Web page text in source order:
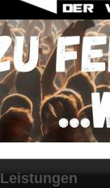
Leistungen